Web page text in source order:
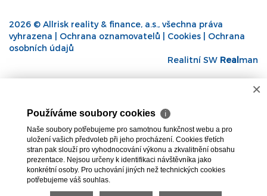
2026 © Allrisk reality & finance, a.s., všechna práva
vyhrazena | Ochrana oznamovatelů Cookies
Ochrana
osobních údajů
Realitní SW Realman
×
Používáme soubory cookies ℹ
Naše soubory potřebujeme pro samotnou funkčnost webu a pro
uložení vašich předvoleb při jeho procházení. Cookies třetích
stran pak slouží pro vyhodnocování výkonu a zkvalitnění obsahu
prezentace. Nejsou určeny k identifikaci návštěvníka jako
konkrétní osoby. Pro uchování jiných než technických cookies
potřebujeme váš souhlas.